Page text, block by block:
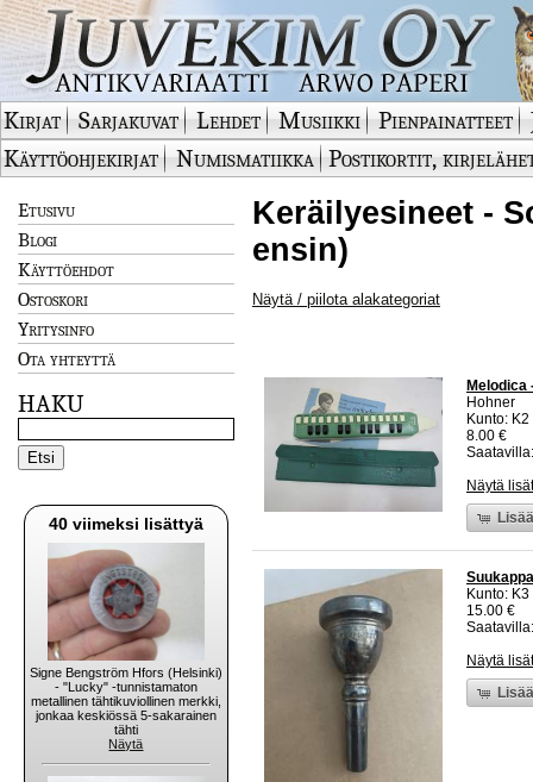
Kirjat Sarjakuvat Lehdet Musiikki Pienpainatteet
Käyttöohjekirjat
Numismatiikka Postikortit,
Etusivu
Blogi
Käyttöehdot
Ostoskori
Yritysinfo
Ota yhteyttä
HAKU
40 viimeksi lisättyä
Signe Bengström Hfors (Helsinki)
- "Lucky" -tunnistamaton
metallinen tähtikuviollinen merkki,
jonkaa keskiössä 5-sakarainen
tähti
Näytä
Keräilyesineet -
ensin)
Näytä / piilota alakategoriat
Hohner
Kunto:
8.00 €
Näytä
Kunto:
15.00 €
Näytä